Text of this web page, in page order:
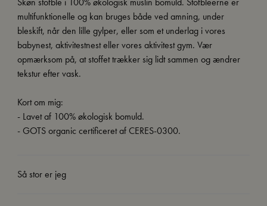
multifunktionelle og kan bruges både ved amning, under
bleskift, når den lille gylper, eller som et underlag i vores
babynest, aktivitestnest eller vores aktivitest gym. Vær
opmærksom på, at stoffet trækker sig lidt sammen og ændrer
tekstur efter vask.
Kort om mig:
- Lavet af 100% økologisk bomuld.
- GOTS organic certificeret af CERES-0300.
Så stor er jeg